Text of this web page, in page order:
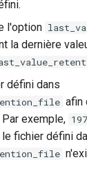
l'option
la dernière
défini dans
afin
exemple,
fichier défini